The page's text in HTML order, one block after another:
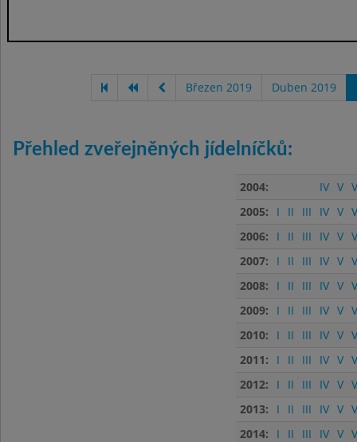
Březen 2019 Duben 2019
Přehled zveřejněných jídelníčků:
2004: IV V
2005:
I II III IV V
2006:
I II III IV V
2007:
I II III IV V
2008:
I II III IV V
2009:
I II III IV V
2010:
I II III IV V
2011:
I II III IV V
2012:
I II III IV V
2013:
I II III IV V
2014:
I II III IV V